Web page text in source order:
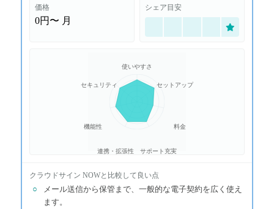
価格
0円〜 月
シェア目安
使いやすさ
セットアップ
料金
サポート充実
連携・拡張性
機能性
セキュリティ
クラウドサイン NOWと比較して良い点
○
メール送信から保管まで、一般的な電子契約を広く使え
ます。